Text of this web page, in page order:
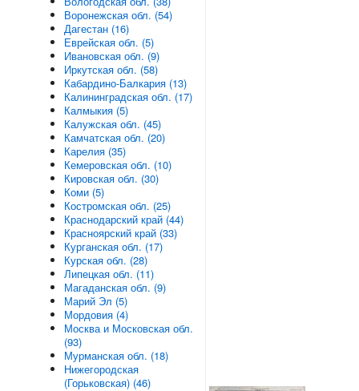
Воронежская обл. (54)
Дагестан (16)
Еврейская обл. (5)
Ивановская обл. (9)
Иркутская обл. (58)
Кабардино-Балкария (13)
Калининградская обл. (17)
Калмыкия (5)
Калужская обл. (45)
Камчатская обл. (20)
Карелия (35)
Кемеровская обл. (10)
Кировская обл. (30)
Коми (5)
Костромская обл. (25)
Краснодарский край (44)
Красноярский край (33)
Курганская обл. (17)
Курская обл. (28)
Липецкая обл. (11)
Магаданская обл. (9)
Марий Эл (5)
Мордовия (4)
Москва и Московская обл.
(93)
Мурманская обл. (18)
Нижегородская
(Горьковская) (46)